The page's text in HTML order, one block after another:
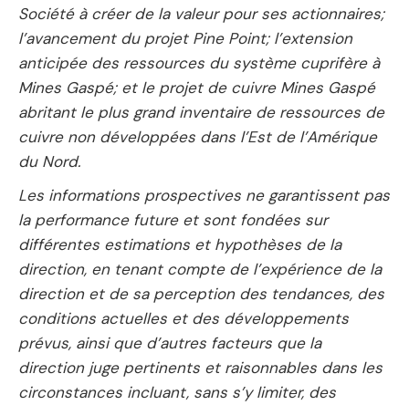
Société à créer de la valeur pour ses actionnaires;
l’avancement du projet Pine Point; l’extension
anticipée des ressources du système cuprifère à
Mines Gaspé; et le projet de cuivre Mines Gaspé
abritant le plus grand inventaire de ressources de
cuivre non développées dans l’Est de l’Amérique
du Nord.
Les informations prospectives ne garantissent pas
la performance future et sont fondées sur
différentes estimations et hypothèses de la
direction, en tenant compte de l’expérience de la
direction et de sa perception des tendances, des
conditions actuelles et des développements
prévus, ainsi que d’autres facteurs que la
direction juge pertinents et raisonnables dans les
circonstances incluant, sans s’y limiter, des